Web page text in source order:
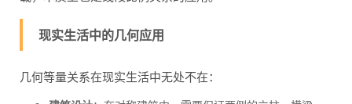
现实生活中的几何应用
几何等量关系在现实生活中无处不在：